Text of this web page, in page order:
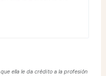
ella le da crédito a la profesión